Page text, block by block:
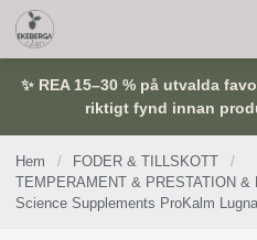
✨ REA 15–30 % på utvalda
riktigt fynd innan
Hem / FODER & TILLSKOTT
/
TEMPERAMENT & PRESTATION &
Science Supplements ProKalm